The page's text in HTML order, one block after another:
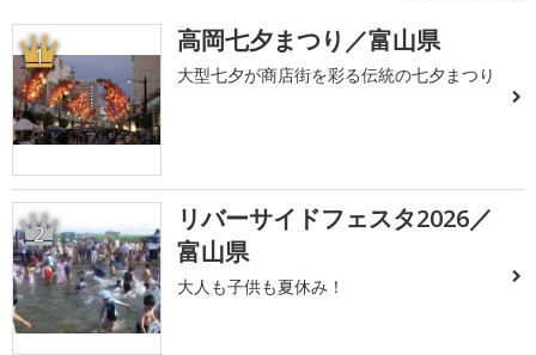
1 高岡七夕まつり／富山県
大型七夕が商店街を彩る伝統の七夕まつり
2
リバーサイドフェスタ2026／
富山県
大人も子供も夏休み！